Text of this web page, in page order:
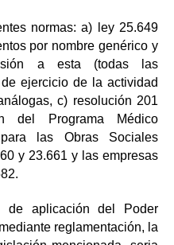
normas: a) ley 25.649
por nombre genérico y
a esta (todas las
ejercicio de la actividad
c) resolución 201
del Programa Médico
las Obras Sociales
y 23.661 y las empresas
de aplicación del Poder
reglamentación, la